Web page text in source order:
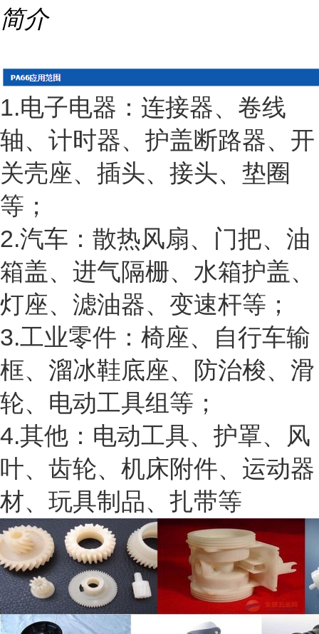
简介
1.电子电器：连接器、卷线
轴、计时器、护盖断路器、开
关壳座、插头、接头、垫圈
等；
2.汽车：散热风扇、门把、油
箱盖、进气隔栅、水箱护盖、
灯座、滤油器、变速杆等；
3.工业零件：椅座、自行车输
框、溜冰鞋底座、防治梭、滑
轮、电动工具组等；
4.其他：电动工具、护罩、风
叶、齿轮、机床附件、运动器
材、玩具制品、扎带等